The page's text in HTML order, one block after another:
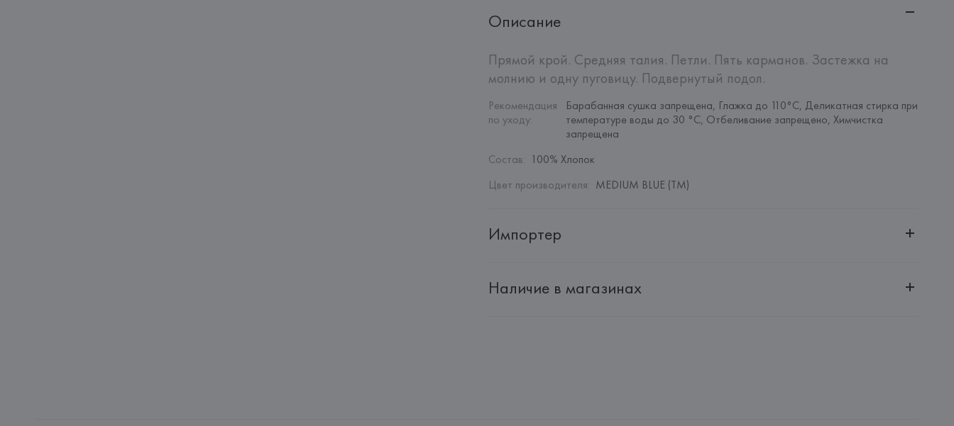
Описание
Прямой крой. Средняя талия. Петли. Пять карманов. Застежка на
молнию и одну пуговицу. Подвернутый подол.
Рекомендация
по уходу:
Барабанная сушка запрещена, Глажка до 110°C, Деликатная стирка при
температуре воды до 30 °C, Отбеливание запрещено, Химчистка
запрещена
Состав: 100% Хлопок
Цвет производителя: MEDIUM BLUE (TM)
Импортер
Адрес: Республика Беларусь, 220030, г. Минск, ул. Немига, 5, пом. 39, ком. 1
Наличие в магазинах